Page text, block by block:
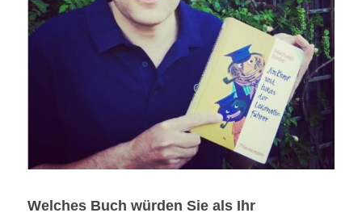
Welches Buch würden Sie als Ihr